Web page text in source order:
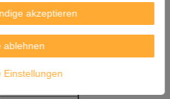
pro 100g
1478 kJ / 348 kcal
0,7g
akzeptieren
ablehnen
Einstellungen